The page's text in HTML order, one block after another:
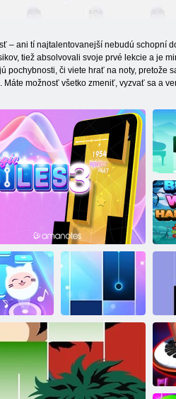
– ani tí najtalentovanejší nebudú schopní
tiež absolvovali svoje prvé lekcie a je
či viete hrať na noty, pretože
možnosť všetko zmeniť, vyzvať sa a
Kúzelné dlaždice 3
Klavírne
Hra: Piano Tiles